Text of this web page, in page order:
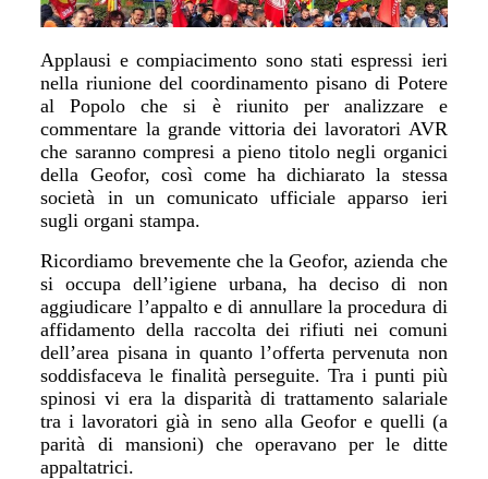
Applausi e compiacimento sono stati espressi ieri
nella riunione del coordinamento pisano di Potere
al Popolo che si è riunito per analizzare e
commentare la grande vittoria dei lavoratori AVR
che saranno compresi a pieno titolo negli organici
della Geofor, così come ha dichiarato la stessa
società in un comunicato ufficiale apparso ieri
sugli organi stampa.
Ricordiamo brevemente che la Geofor, azienda che
si occupa dell’igiene urbana, ha deciso di non
aggiudicare l’appalto e di annullare la procedura di
affidamento della raccolta dei rifiuti nei comuni
dell’area pisana in quanto l’offerta pervenuta non
soddisfaceva le finalità perseguite. Tra i punti più
spinosi vi era la disparità di trattamento salariale
tra i lavoratori già in seno alla Geofor e quelli (a
parità di mansioni) che operavano per le ditte
appaltatrici.